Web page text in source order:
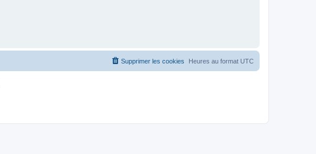
Heures au format UTC
Supprimer les cookies